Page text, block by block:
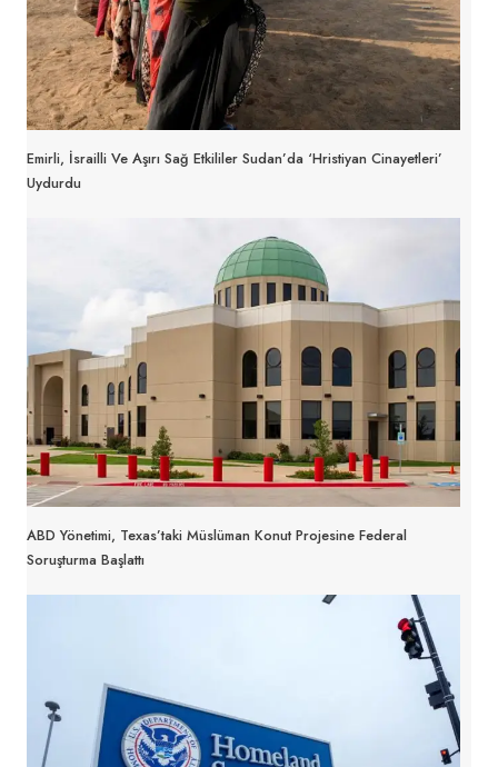
Emirli, İsrailli Ve Aşırı Sağ Etkililer Sudan’da ‘Hristiyan Cinayetleri’
Uydurdu
ABD Yönetimi, Texas’taki Müslüman Konut Projesine Federal
Soruşturma Başlattı